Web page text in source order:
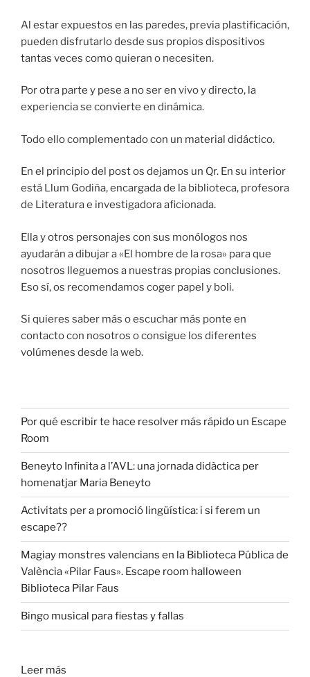
Al estar expuestos en las paredes, previa plastificación,
pueden disfrutarlo desde sus propios dispositivos
tantas veces como quieran o necesiten.
Por otra parte y pese a no ser en vivo y directo, la
experiencia se convierte en dinámica.
Todo ello complementado con un material didáctico.
En el principio del post os dejamos un Qr. En su interior
está Llum Godiña, encargada de la biblioteca, profesora
de Literatura e investigadora aficionada.
Ella y otros personajes con sus monólogos nos
ayudarán a dibujar a «El hombre de la rosa» para que
nosotros lleguemos a nuestras propias conclusiones.
Eso sí, os recomendamos coger papel y boli.
Si quieres saber más o escuchar más ponte en
contacto con nosotros o consigue los diferentes
volúmenes desde la web.
Por qué escribir te hace resolver más rápido un Escape
Room
Beneyto Infinita a l’AVL: una jornada didàctica per
homenatjar Maria Beneyto
Activitats per a promoció lingüística: i si ferem un
escape??
Magiay monstres valencians en la Biblioteca Pública de
València «Pilar Faus». Escape room halloween
Biblioteca Pilar Faus
Bingo musical para fiestas y fallas
Leer más